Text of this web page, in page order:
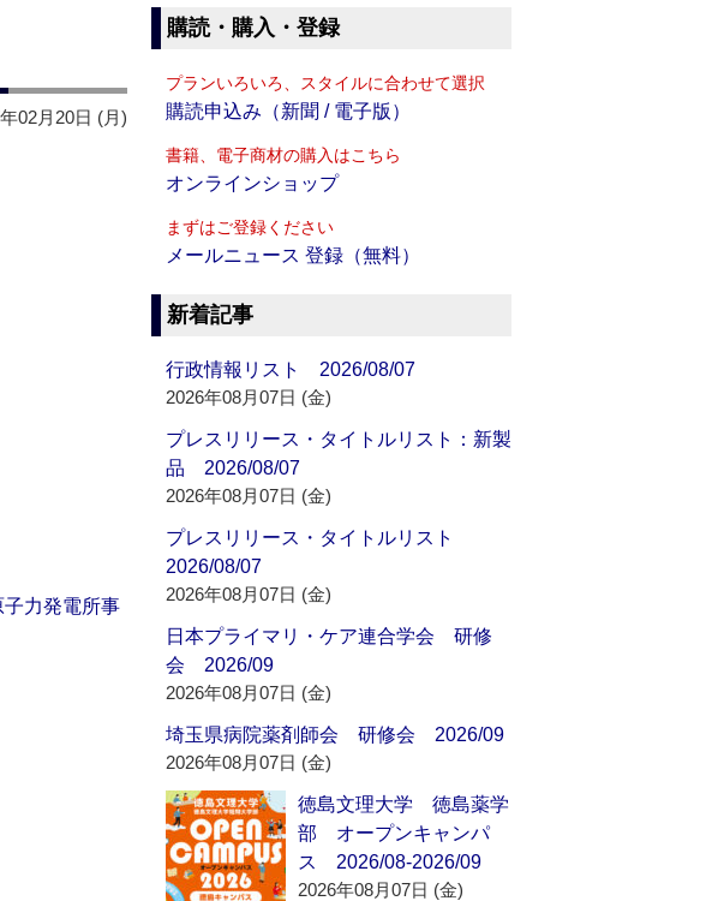
02月20日 (月)
力発電所事
購読・購入・登録
プランいろいろ、スタイルに合わせて選択
購読申込み（新聞 / 電子版）
書籍、電子商材の購入はこちら
オンラインショップ
まずはご登録ください
メールニュース 登録（無料）
新着記事
行政情報リスト 2026/08/07
2026年08月07日 (金)
プレスリリース・タイトルリスト：新製
品 2026/08/07
2026年08月07日 (金)
プレスリリース・タイトルリスト
2026/08/07
2026年08月07日 (金)
日本プライマリ・ケア連合学会 研修
会 2026/09
2026年08月07日 (金)
埼玉県病院薬剤師会 研修会 2026/09
2026年08月07日 (金)
徳島文理大学 徳島薬学
部 オープンキャンパ
ス 2026/08-2026/09
2026年08月07日 (金)